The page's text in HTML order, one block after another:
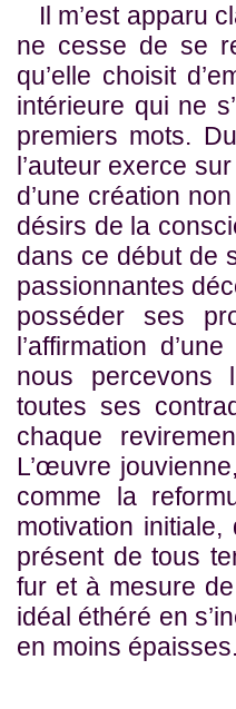
Il m’est apparu
ne cesse de se
qu’elle choisit
intérieure qui ne
premiers mots.
l’auteur exerce
d’une création
désirs de la
dans ce début de
passionnantes
posséder ses
l’affirmation
nous percevons
toutes ses
chaque
L’œuvre
comme la
motivation
présent de tous
fur et à mesure
idéal éthéré en
en moins